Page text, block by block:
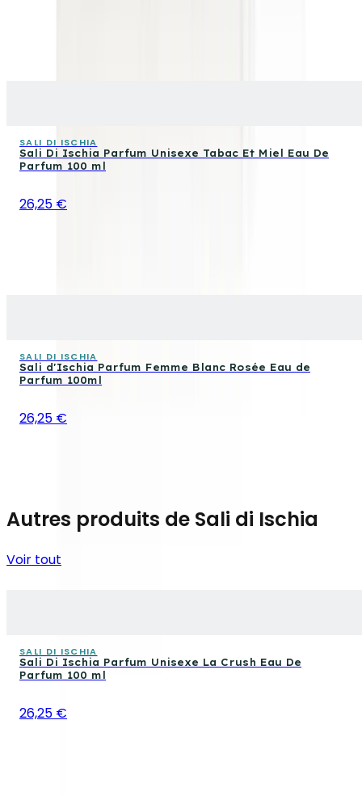
SALI DI ISCHIA
Sali Di Ischia Parfum Unisexe Tabac Et Miel Eau De
Parfum 100 ml
26,25 €
SALI DI ISCHIA
Sali d'Ischia Parfum Femme Blanc Rosée Eau de
Parfum 100ml
26,25 €
Autres produits de Sali di Ischia
Voir tout
SALI DI ISCHIA
Sali Di Ischia Parfum Unisexe La Crush Eau De
Parfum 100 ml
26,25 €